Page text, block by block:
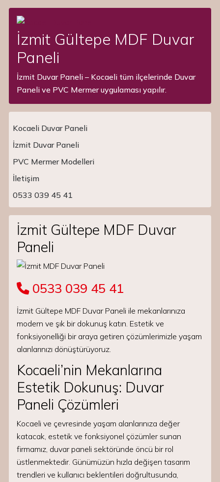
İzmit Gültepe MDF Duvar
Paneli
İzmit Duvar Paneli – Kocaeli tüm ilçelerinde Duvar
Paneli ve PVC Mermer uygulaması yapılır.
Main Navigation
Kocaeli Duvar Paneli
İzmit Duvar Paneli
PVC Mermer Modelleri
İletişim
0533 039 45 41
İzmit Gültepe MDF Duvar
Paneli
0533 039 45 41
İzmit Gültepe MDF Duvar Paneli ile mekanlarınıza
modern ve şık bir dokunuş katın. Estetik ve
fonksiyonelliği bir araya getiren çözümlerimizle yaşam
alanlarınızı dönüştürüyoruz.
Kocaeli’nin Mekanlarına
Estetik Dokunuş: Duvar
Paneli Çözümleri
Kocaeli ve çevresinde yaşam alanlarınıza değer
katacak, estetik ve fonksiyonel çözümler sunan
firmamız, duvar paneli sektöründe öncü bir rol
üstlenmektedir. Günümüzün hızla değişen tasarım
trendleri ve kullanıcı beklentileri doğrultusunda,